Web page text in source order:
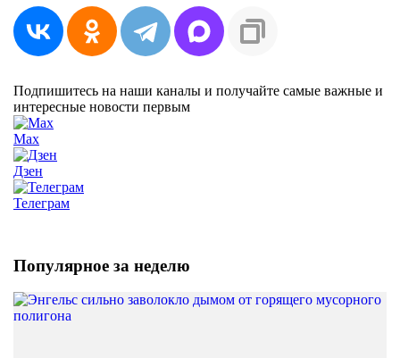
Подпишитесь на наши каналы и получайте самые важные и
интересные новости первым
Max
Дзен
Телеграм
Популярное за неделю